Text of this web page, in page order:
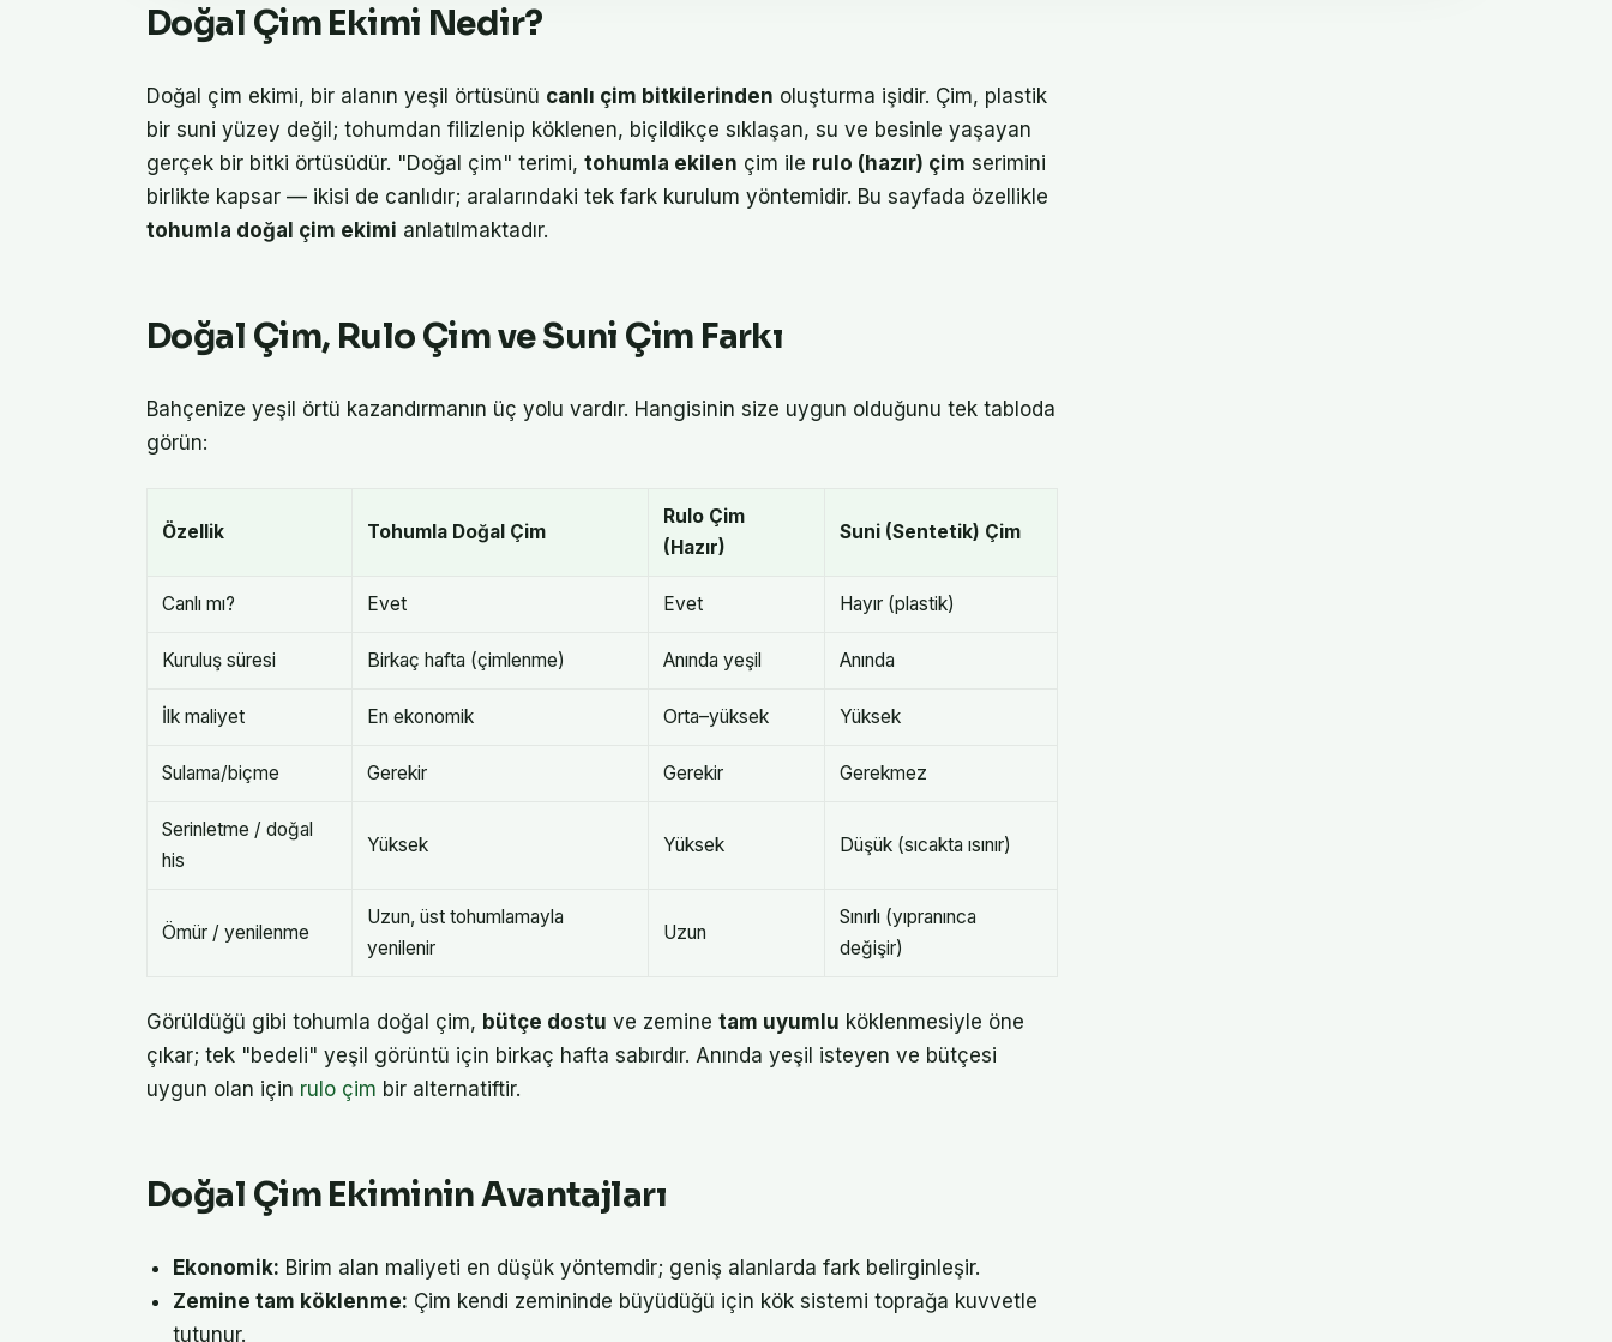
Doğal Çim Ekimi Nedir?
Doğal çim ekimi, bir alanın yeşil örtüsünü canlı çim bitkilerinden oluşturma işidir. Çim, plastik
bir suni yüzey değil; tohumdan filizlenip köklenen, biçildikçe sıklaşan, su ve besinle yaşayan
gerçek bir bitki örtüsüdür. "Doğal çim" terimi, tohumla ekilen çim ile rulo (hazır) çim serimini
birlikte kapsar — ikisi de canlıdır; aralarındaki tek fark kurulum yöntemidir. Bu sayfada özellikle
tohumla doğal çim ekimi anlatılmaktadır.
Doğal Çim, Rulo Çim ve Suni Çim Farkı
Bahçenize yeşil örtü kazandırmanın üç yolu vardır. Hangisinin size uygun olduğunu tek tabloda
görün:
Özellik Tohumla Doğal Çim
Rulo Çim
(Hazır)
Suni (Sentetik) Çim
Canlı mı? Evet Evet Hayır (plastik)
Kuruluş süresi Birkaç hafta (çimlenme) Anında yeşil Anında
İlk maliyet En ekonomik Orta–yüksek Yüksek
Sulama/biçme Gerekir Gerekir Gerekmez
Serinletme / doğal
his
Yüksek Yüksek Düşük (sıcakta ısınır)
Ömür / yenilenme
Uzun, üst tohumlamayla
yenilenir
Uzun
Sınırlı (yıpranınca
değişir)
Görüldüğü gibi tohumla doğal çim, bütçe dostu ve zemine tam uyumlu köklenmesiyle öne
çıkar; tek "bedeli" yeşil görüntü için birkaç hafta sabırdır. Anında yeşil isteyen ve bütçesi
uygun olan için rulo çim bir alternatiftir.
Doğal Çim Ekiminin Avantajları
Ekonomik: Birim alan maliyeti en düşük yöntemdir; geniş alanlarda fark belirginleşir.
Zemine tam köklenme: Çim kendi zemininde büyüdüğü için kök sistemi toprağa kuvvetle
tutunur.